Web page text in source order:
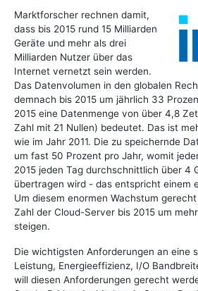
Marktforscher rechnen damit,
dass bis 2015 rund 15 Milliarden
Geräte und mehr als drei
Milliarden Nutzer über das
Internet vernetzt sein werden.
Das Datenvolumen in den globalen
demnach bis 2015 um jährlich 33
2015 eine Datenmenge von über 4,8
Zahl mit 21 Nullen) bedeutet. Das ist
wie im Jahr 2011. Die zu speichernde
um fast 50 Prozent pro Jahr, womit
2015 jeden Tag durchschnittlich über 4
übertragen wird - das entspricht einem
Um diesem enormen Wachstum
Zahl der Cloud-Server bis 2015 um
steigen.
Die wichtigsten Anforderungen an eine
Leistung, Energieeffizienz, I/O
will diesen Anforderungen gerecht